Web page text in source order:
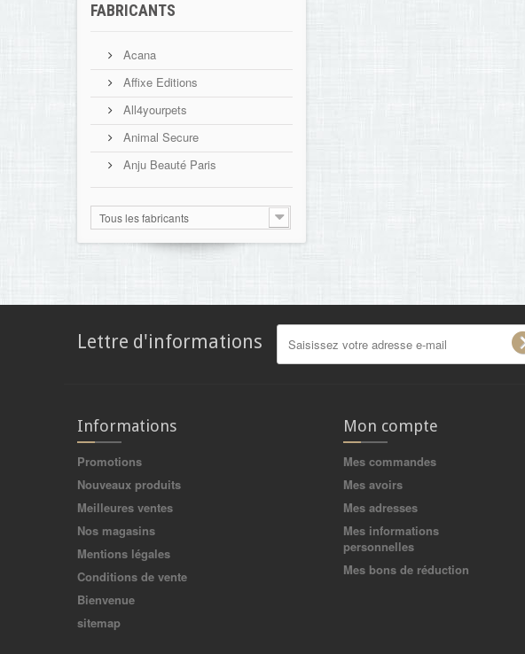
FABRICANTS
Acana
Affixe Editions
All4yourpets
Animal Secure
Anju Beauté Paris
Tous les fabricants
Lettre d'informations
Informations
Promotions
Nouveaux produits
Meilleures ventes
Nos magasins
Mentions légales
Conditions de vente
Bienvenue
sitemap
Mon compte
Mes commandes
Mes avoirs
Mes adresses
Mes informations
personnelles
Mes bons de réduction